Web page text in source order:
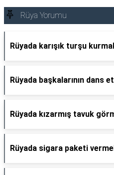
Rüya Yorumu
Rüyada karışık turşu
Rüyada başkalarının dans
Rüyada kızarmış tavuk
Rüyada sigara paketi